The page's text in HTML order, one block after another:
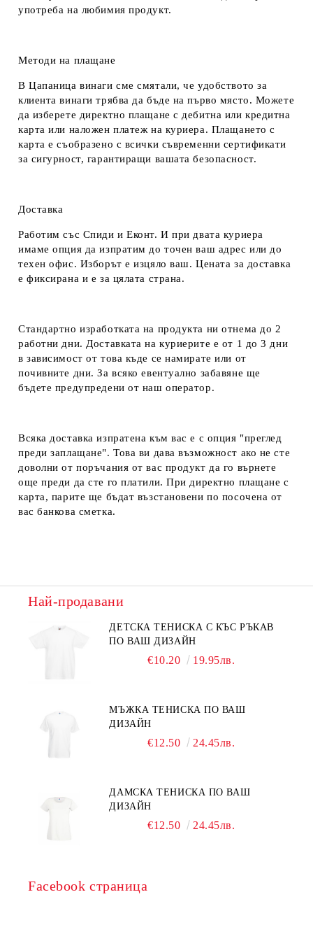
употреба на любимия продукт.
Методи на плащане
В Цапаница винаги сме смятали, че удобството за
клиента винаги трябва да бъде на първо място. Можете
да изберете директно плащане с дебитна или кредитна
карта или наложен платеж на куриера. Плащането с
карта е съобразено с всички съвременни сертификати
за сигурност, гарантиращи вашата безопасност.
Доставка
Работим със Спиди и Еконт. И при двата куриера
имаме опция да изпратим до точен ваш адрес или до
техен офис. Изборът е изцяло ваш. Цената за доставка
е фиксирана и е за цялата страна.
Стандартно изработката на продукта ни отнема до 2
работни дни. Доставката на куриерите е от 1 до 3 дни
в зависимост от това къде се намирате или от
почивните дни. За всяко евентуално забавяне ще
бъдете предупредени от наш оператор.
Всяка доставка изпратена към вас е с опция "преглед
преди заплащане". Това ви дава възможност ако не сте
доволни от поръчания от вас продукт да го върнете
още преди да сте го платили. При директно плащане с
карта, парите ще бъдат възстановени по посочена от
вас банкова сметка.
Най-продавани
ДЕТСКА ТЕНИСКА С КЪС РЪКАВ
ПО ВАШ ДИЗАЙН
€10.20 19.95лв.
МЪЖКА ТЕНИСКА ПО ВАШ
ДИЗАЙН
€12.50 24.45лв.
ДАМСКА ТЕНИСКА ПО ВАШ
ДИЗАЙН
€12.50 24.45лв.
Facebook страница